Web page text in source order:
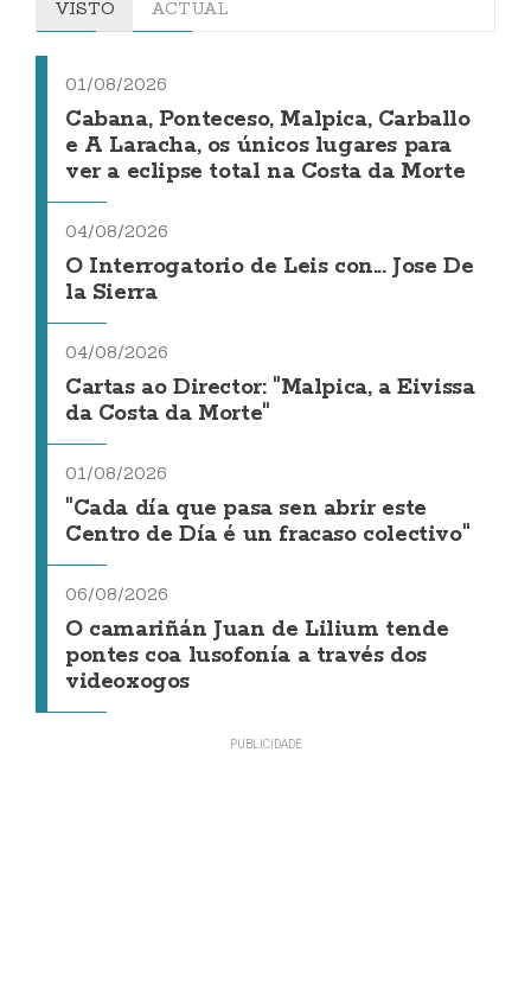
VISTO ACTUAL
01/08/2026
Cabana, Ponteceso, Malpica, Carballo
e A Laracha, os únicos lugares para
ver a eclipse total na Costa da Morte
04/08/2026
O Interrogatorio de Leis con... Jose De
la Sierra
04/08/2026
Cartas ao Director: "Malpica, a Eivissa
da Costa da Morte"
01/08/2026
"Cada día que pasa sen abrir este
Centro de Día é un fracaso colectivo"
06/08/2026
O camariñán Juan de Lilium tende
pontes coa lusofonía a través dos
videoxogos